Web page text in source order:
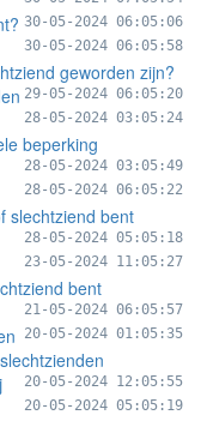
30-05-2024 06:05:06
30-05-2024 06:05:58
geworden zijn?
29-05-2024 06:05:20
28-05-2024 03:05:24
beperking
28-05-2024 03:05:49
28-05-2024 06:05:22
slechtziend bent
28-05-2024 05:05:18
23-05-2024 11:05:27
bent
21-05-2024 06:05:57
20-05-2024 01:05:35
20-05-2024 12:05:55
20-05-2024 05:05:19